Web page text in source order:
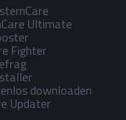
Ultimate
Fighter
downloaden
Updater